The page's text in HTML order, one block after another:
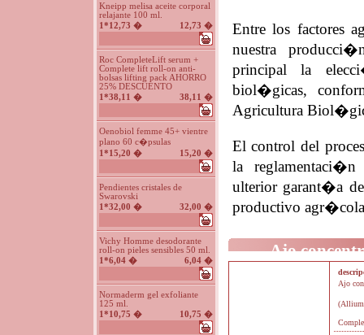
Kneipp melisa aceite corporal
relajante 100 ml.
1*12,73 �
12,73 �
Roc CompleteLift serum +
Complete lift roll-on anti-
bolsas lifting pack AHORRO
25% DESCUENTO
1*38,11 �
38,11 �
Oenobiol femme 45+ vientre
plano 60 c�psulas
1*15,20 �
15,20 �
Pendientes cristales de
Swarovski
1*32,00 �
32,00 �
Vichy Homme desodorante
roll-on pieles sensibles 50 ml.
1*6,04 �
6,04 �
Normaderm gel exfoliante
125 ml.
1*10,75 �
10,75 �
Entre los factores
nuestra
principal la
biol�gicas,
Agricultura
El control del
la
ulterior garant�a
productivo
Ajo
Ajo
(Allium